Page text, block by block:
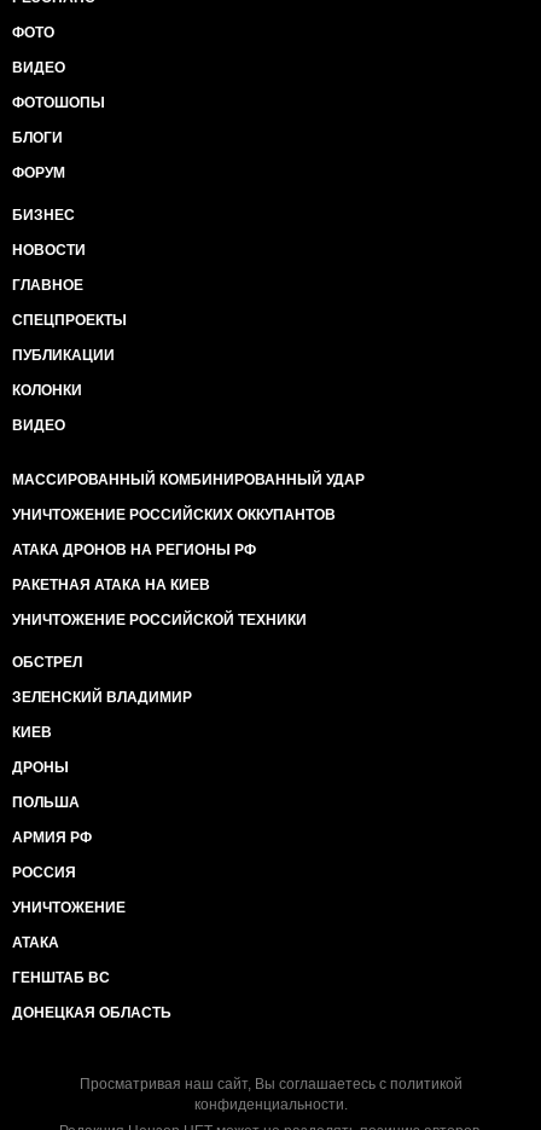
ФОТО
ВИДЕО
ФОТОШОПЫ
БЛОГИ
ФОРУМ
БИЗНЕС
НОВОСТИ
ГЛАВНОЕ
СПЕЦПРОЕКТЫ
ПУБЛИКАЦИИ
КОЛОНКИ
ВИДЕО
МАССИРОВАННЫЙ КОМБИНИРОВАННЫЙ УДАР
УНИЧТОЖЕНИЕ РОССИЙСКИХ ОККУПАНТОВ
АТАКА ДРОНОВ НА РЕГИОНЫ РФ
РАКЕТНАЯ АТАКА НА КИЕВ
УНИЧТОЖЕНИЕ РОССИЙСКОЙ ТЕХНИКИ
ОБСТРЕЛ
ЗЕЛЕНСКИЙ ВЛАДИМИР
КИЕВ
ДРОНЫ
ПОЛЬША
АРМИЯ РФ
РОССИЯ
УНИЧТОЖЕНИЕ
АТАКА
ГЕНШТАБ ВС
ДОНЕЦКАЯ ОБЛАСТЬ
Просматривая наш сайт, Вы соглашаетесь с политикой
конфиденциальности.